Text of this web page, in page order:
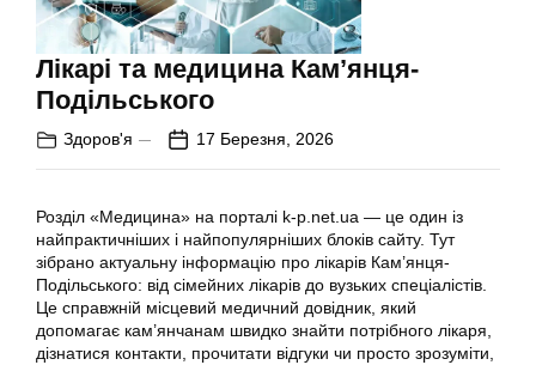
Лікарі та медицина Кам’янця-
Подільського
Здоров'я 17 Березня, 2026
Розділ «Медицина» на порталі k-p.net.ua — це один із
найпрактичніших і найпопулярніших блоків сайту. Тут
зібрано актуальну інформацію про лікарів Кам’янця-
Подільського: від сімейних лікарів до вузьких спеціалістів.
Це справжній місцевий медичний довідник, який
допомагає кам’янчанам швидко знайти потрібного лікаря,
дізнатися контакти, прочитати відгуки чи просто зрозуміти,